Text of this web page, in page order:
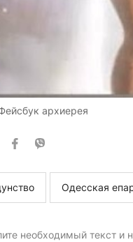
архиерея
Одесская
необходимый текст и